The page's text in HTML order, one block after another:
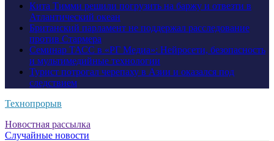
Кита Тимми решили погрузить на баржу и отвезти в
Атлантический океан
Британский парламент не поддержал расследование
против Стармера
Семинар ТАСС в «РГ Медиа»: Нейросети, безопасность
и мультимедийные технологии
Турист потрогал черепаху в Азии и оказался под
следствием
Технопрорыв
Новостная рассылка
Случайные новости